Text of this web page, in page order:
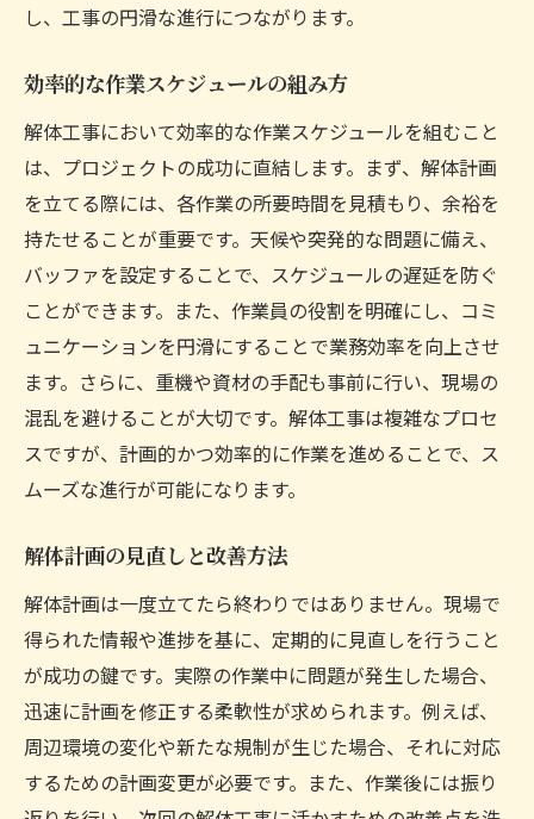
し、工事の円滑な進行につながります。
効率的な作業スケジュールの組み方
解体工事において効率的な作業スケジュールを組むこと
は、プロジェクトの成功に直結します。まず、解体計画
を立てる際には、各作業の所要時間を見積もり、余裕を
持たせることが重要です。天候や突発的な問題に備え、
バッファを設定することで、スケジュールの遅延を防ぐ
ことができます。また、作業員の役割を明確にし、コミ
ュニケーションを円滑にすることで業務効率を向上させ
ます。さらに、重機や資材の手配も事前に行い、現場の
混乱を避けることが大切です。解体工事は複雑なプロセ
スですが、計画的かつ効率的に作業を進めることで、ス
ムーズな進行が可能になります。
解体計画の見直しと改善方法
解体計画は一度立てたら終わりではありません。現場で
得られた情報や進捗を基に、定期的に見直しを行うこと
が成功の鍵です。実際の作業中に問題が発生した場合、
迅速に計画を修正する柔軟性が求められます。例えば、
周辺環境の変化や新たな規制が生じた場合、それに対応
するための計画変更が必要です。また、作業後には振り